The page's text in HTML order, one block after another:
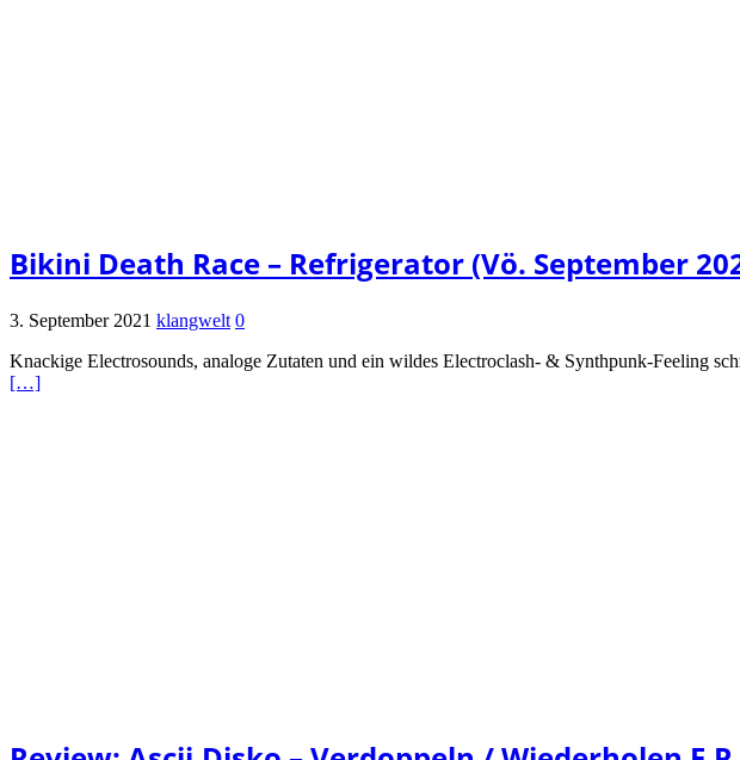
Bikini Death Race – Refrigerator (Vö. September
3. September 2021 klangwelt 0
Knackige Electrosounds, analoge Zutaten und ein wildes Electroclash- & Synthpunk-Feeling
[…]